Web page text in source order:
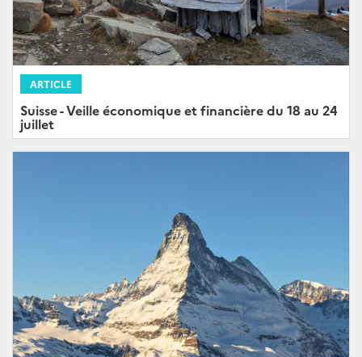
ARTICLE
Suisse - Veille économique et financière du 18 au 24
juillet